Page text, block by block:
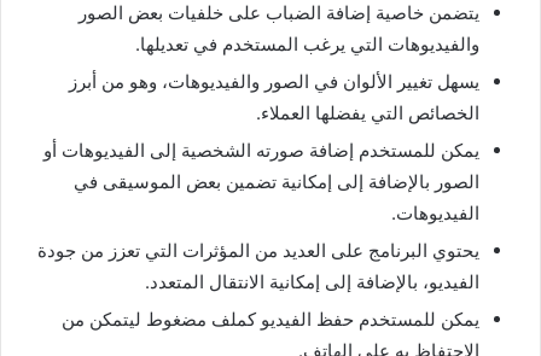
يتضمن خاصية إضافة الضباب على خلفيات بعض الصور
والفيديوهات التي يرغب المستخدم في تعديلها.
يسهل تغيير الألوان في الصور والفيديوهات، وهو من أبرز
الخصائص التي يفضلها العملاء.
يمكن للمستخدم إضافة صورته الشخصية إلى الفيديوهات أو
الصور بالإضافة إلى إمكانية تضمين بعض الموسيقى في
الفيديوهات.
يحتوي البرنامج على العديد من المؤثرات التي تعزز من جودة
الفيديو، بالإضافة إلى إمكانية الانتقال المتعدد.
يمكن للمستخدم حفظ الفيديو كملف مضغوط ليتمكن من
الاحتفاظ به على الهاتف.